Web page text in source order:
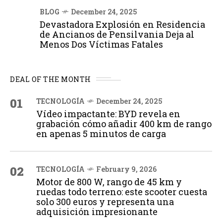
BLOG December 24, 2025
Devastadora Explosión en Residencia
de Ancianos de Pensilvania Deja al
Menos Dos Víctimas Fatales
DEAL OF THE MONTH
01 TECNOLOGÍA December 24, 2025
Vídeo impactante: BYD revela en
grabación cómo añadir 400 km de rango
en apenas 5 minutos de carga
02 TECNOLOGÍA February 9, 2026
Motor de 800 W, rango de 45 km y
ruedas todo terreno: este scooter cuesta
solo 300 euros y representa una
adquisición impresionante